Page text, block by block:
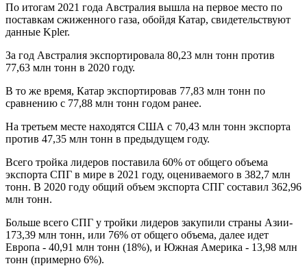
По итогам 2021 года Австралия вышла на первое место по
поставкам сжиженного газа, обойдя Катар, свидетельствуют
данные Kpler.
За год Австралия экспортировала 80,23 млн тонн против
77,63 млн тонн в 2020 году.
В то же время, Катар экспортировав 77,83 млн тонн по
сравнению с 77,88 млн тонн годом ранее.
На третьем месте находятся США с 70,43 млн тонн экспорта
против 47,35 млн тонн в предыдущем году.
Всего тройка лидеров поставила 60% от общего объема
экспорта СПГ в мире в 2021 году, оцениваемого в 382,7 млн
тонн. В 2020 году общий объем экспорта СПГ составил 362,96
млн тонн.
Больше всего СПГ у тройки лидеров закупили страны Азии-
173,39 млн тонн, или 76% от общего объема, далее идет
Европа - 40,91 млн тонн (18%), и Южная Америка - 13,98 млн
тонн (примерно 6%).